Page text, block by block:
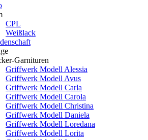
CPL
Weißlack
Garnituren
Griffwerk Modell Alessia
Griffwerk Modell Avus
Griffwerk Modell Carla
Griffwerk Modell Carola
Griffwerk Modell Christina
Griffwerk Modell Daniela
Griffwerk Modell Loredana
Griffwerk Modell Lorita